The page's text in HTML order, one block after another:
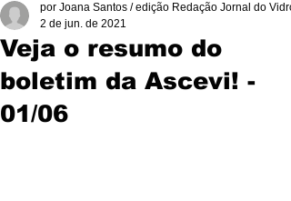
Veja o resumo do
boletim da Ascevi! -
01/06
por Joana Santos / edição Redação Jornal do Vidro
2 de jun. de 2021